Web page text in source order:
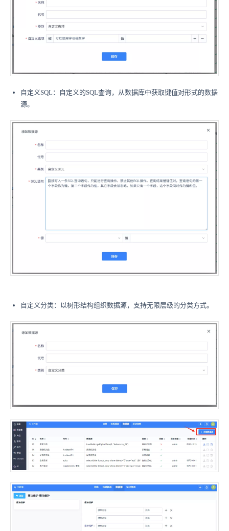
自定义SQL：自定义的SQL查询，从数据库中获取键值对形式的数据
源。
自定义分类：以树形结构组织数据源，支持无限层级的分类方式。